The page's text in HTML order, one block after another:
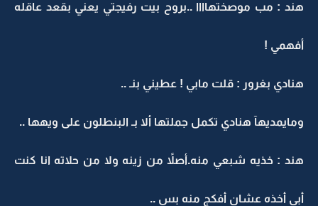
هند : مب موصختهاااا ..بروح بيت رفيجتي يعني بقعد عاقله
أفهمي !
هنادي بغرور : قلت مابي ! عطيني بنـ ..
ومايمديهآ هنادي تكمل جملتها ألا بـ البنطلون على ويهها ..
هند : خذيه شبعي منه.أصلاً من زينه ولا من حلاته انا كنت
أبي أخذه عشان أفكج منه بس ..